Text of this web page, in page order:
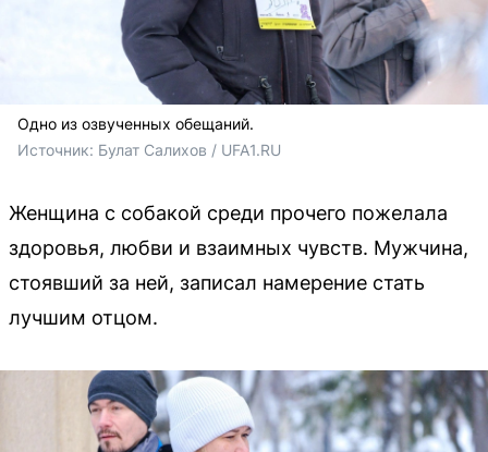
Одно из озвученных обещаний.
Источник: Булат Салихов / UFA1.RU
Женщина с собакой среди прочего пожелала
здоровья, любви и взаимных чувств. Мужчина,
стоявший за ней, записал намерение стать
лучшим отцом.